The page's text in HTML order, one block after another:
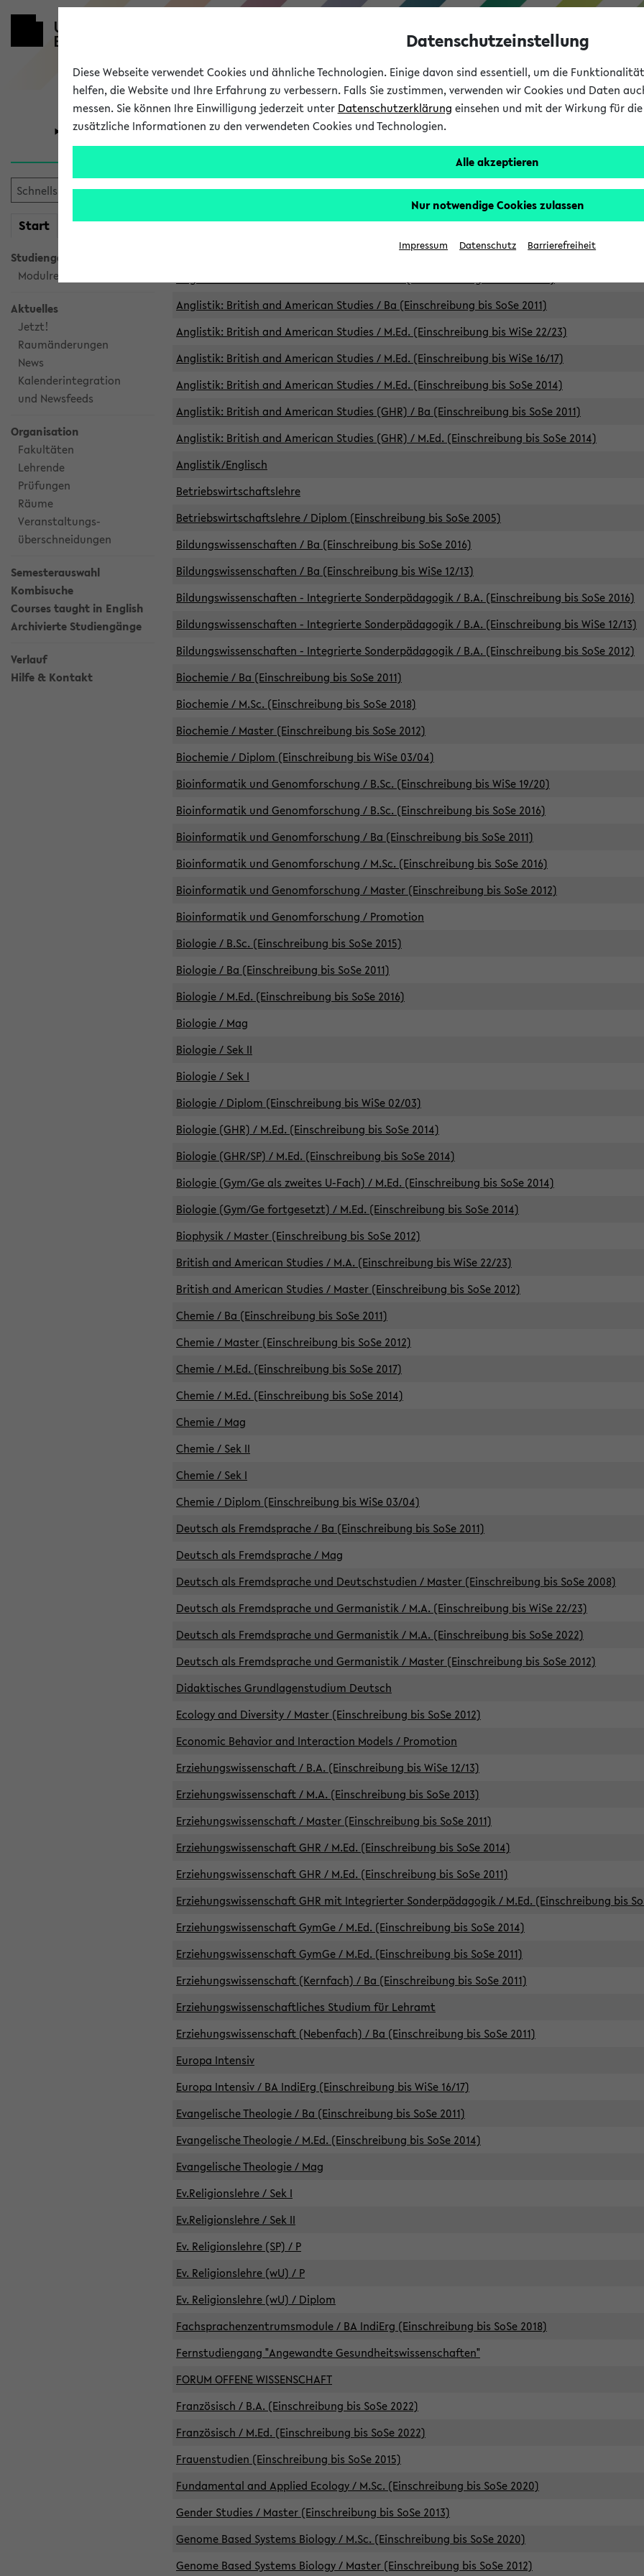
Universität Forschung Studium
Start meineKVV
Studiengangsauswahl
Modulrecherche
Aktuelles
Jetzt!
Raumänderungen
News
Kalenderintegration
und Newsfeeds
Organisation
Fakultäten
Lehrende
Prüfungen
Räume
Veranstaltungs-
überschneidungen
Semesterauswahl
Kombisuche
Courses taught in English
Archivierte Studiengänge
Verlauf
Hilfe & Kontakt
Archivierte Studiengänge
Anglistik: British and American Studies / B.A. (Einschreibung bis WiSe 16/17)
Anglistik: British and American Studies / B.A. (Einschreibung bis SoSe 2015)
Anglistik: British and American Studies / Ba (Einschreibung bis SoSe 2011)
Anglistik: British and American Studies / M.Ed. (Einschreibung bis WiSe 22/23)
Anglistik: British and American Studies / M.Ed. (Einschreibung bis WiSe 16/17)
Anglistik: British and American Studies / M.Ed. (Einschreibung bis SoSe 2014)
Anglistik: British and American Studies (GHR) / Ba (Einschreibung bis SoSe 2011)
Anglistik: British and American Studies (GHR) / M.Ed. (Einschreibung bis SoSe 2014)
Anglistik/Englisch
Betriebswirtschaftslehre
Betriebswirtschaftslehre / Diplom (Einschreibung bis SoSe 2005)
Bildungswissenschaften / Ba (Einschreibung bis SoSe 2016)
Bildungswissenschaften / Ba (Einschreibung bis WiSe 12/13)
Bildungswissenschaften - Integrierte Sonderpädagogik / B.A. (Einschreibung bis SoSe 2016)
Bildungswissenschaften - Integrierte Sonderpädagogik / B.A. (Einschreibung bis WiSe 12/13)
Bildungswissenschaften - Integrierte Sonderpädagogik / B.A. (Einschreibung bis SoSe 2012)
Biochemie / Ba (Einschreibung bis SoSe 2011)
Biochemie / M.Sc. (Einschreibung bis SoSe 2018)
Biochemie / Master (Einschreibung bis SoSe 2012)
Biochemie / Diplom (Einschreibung bis WiSe 03/04)
Bioinformatik und Genomforschung / B.Sc. (Einschreibung bis WiSe 19/20)
Bioinformatik und Genomforschung / B.Sc. (Einschreibung bis SoSe 2016)
Bioinformatik und Genomforschung / Ba (Einschreibung bis SoSe 2011)
Bioinformatik und Genomforschung / M.Sc. (Einschreibung bis SoSe 2016)
Bioinformatik und Genomforschung / Master (Einschreibung bis SoSe 2012)
Bioinformatik und Genomforschung / Promotion
Biologie / B.Sc. (Einschreibung bis SoSe 2015)
Biologie / Ba (Einschreibung bis SoSe 2011)
Biologie / M.Ed. (Einschreibung bis SoSe 2016)
Biologie / Mag
Biologie / Sek II
Biologie / Sek I
Biologie / Diplom (Einschreibung bis WiSe 02/03)
Biologie (GHR) / M.Ed. (Einschreibung bis SoSe 2014)
Biologie (GHR/SP) / M.Ed. (Einschreibung bis SoSe 2014)
Biologie (Gym/Ge als zweites U-Fach) / M.Ed. (Einschreibung bis SoSe 2014)
Biologie (Gym/Ge fortgesetzt) / M.Ed. (Einschreibung bis SoSe 2014)
Biophysik / Master (Einschreibung bis SoSe 2012)
British and American Studies / M.A. (Einschreibung bis WiSe 22/23)
British and American Studies / Master (Einschreibung bis SoSe 2012)
Chemie / Ba (Einschreibung bis SoSe 2011)
Chemie / Master (Einschreibung bis SoSe 2012)
Chemie / M.Ed. (Einschreibung bis SoSe 2017)
Chemie / M.Ed. (Einschreibung bis SoSe 2014)
Chemie / Mag
Chemie / Sek II
Chemie / Sek I
Chemie / Diplom (Einschreibung bis WiSe 03/04)
Deutsch als Fremdsprache / Ba (Einschreibung bis SoSe 2011)
Deutsch als Fremdsprache / Mag
Deutsch als Fremdsprache und Deutschstudien / Master (Einschreibung bis SoSe 2008)
Deutsch als Fremdsprache und Germanistik / M.A. (Einschreibung bis WiSe 22/23)
Deutsch als Fremdsprache und Germanistik / M.A. (Einschreibung bis SoSe 2022)
Deutsch als Fremdsprache und Germanistik / Master (Einschreibung bis SoSe 2012)
Didaktisches Grundlagenstudium Deutsch
Ecology and Diversity / Master (Einschreibung bis SoSe 2012)
Economic Behavior and Interaction Models / Promotion
Erziehungswissenschaft / B.A. (Einschreibung bis WiSe 12/13)
Erziehungswissenschaft / M.A. (Einschreibung bis SoSe 2013)
Erziehungswissenschaft / Master (Einschreibung bis SoSe 2011)
Erziehungswissenschaft GHR / M.Ed. (Einschreibung bis SoSe 2014)
Erziehungswissenschaft GHR / M.Ed. (Einschreibung bis SoSe 2011)
Erziehungswissenschaft GHR mit Integrierter Sonderpädagogik / M.Ed. (Einschreibung bis
Erziehungswissenschaft GymGe / M.Ed. (Einschreibung bis SoSe 2014)
Erziehungswissenschaft GymGe / M.Ed. (Einschreibung bis SoSe 2011)
Erziehungswissenschaft (Kernfach) / Ba (Einschreibung bis SoSe 2011)
Erziehungswissenschaftliches Studium für Lehramt
Erziehungswissenschaft (Nebenfach) / Ba (Einschreibung bis SoSe 2011)
Europa Intensiv
Europa Intensiv / BA IndiErg (Einschreibung bis WiSe 16/17)
Evangelische Theologie / Ba (Einschreibung bis SoSe 2011)
Evangelische Theologie / M.Ed. (Einschreibung bis SoSe 2014)
Evangelische Theologie / Mag
Ev.Religionslehre / Sek I
Ev.Religionslehre / Sek II
Ev. Religionslehre (SP) / P
Ev. Religionslehre (wU) / P
Ev. Religionslehre (wU) / Diplom
Fachsprachenzentrumsmodule / BA IndiErg (Einschreibung bis SoSe 2018)
Fernstudiengang "Angewandte Gesundheitswissenschaften"
FORUM OFFENE WISSENSCHAFT
Französisch / B.A. (Einschreibung bis SoSe 2022)
Französisch / M.Ed. (Einschreibung bis SoSe 2022)
Frauenstudien (Einschreibung bis SoSe 2015)
Fundamental and Applied Ecology / M.Sc. (Einschreibung bis SoSe 2020)
Gender Studies / Master (Einschreibung bis SoSe 2013)
Genome Based Systems Biology / M.Sc. (Einschreibung bis SoSe 2020)
Genome Based Systems Biology / Master (Einschreibung bis SoSe 2012)
Datenschutzeinstellung
Diese Webseite verwendet Cookies und ähnliche Technologien. Einige davon sind essentiell, um die
helfen, die Website und Ihre Erfahrung zu verbessern. Falls Sie zustimmen, verwenden wir Cookies und Daten
messen. Sie können Ihre Einwilligung jederzeit unter Datenschutzerklärung einsehen und mit der Wirkung für
zusätzliche Informationen zu den verwendeten Cookies und Technologien.
Alle akzeptieren
Nur notwendige Cookies zulassen
Impressum Datenschutz Barrierefreiheit